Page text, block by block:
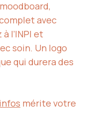
avec
l’INPI et
soin. Un logo
qui durera des
mérite votre